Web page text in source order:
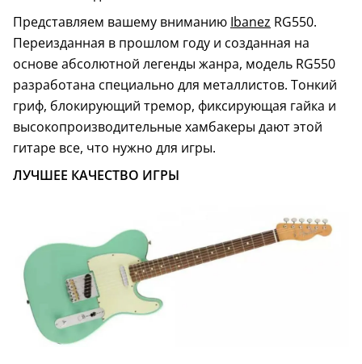
Представляем вашему вниманию Ibanez RG550.
Переизданная в прошлом году и созданная на
основе абсолютной легенды жанра, модель RG550
разработана специально для металлистов. Тонкий
гриф, блокирующий тремор, фиксирующая гайка и
высокопроизводительные хамбакеры дают этой
гитаре все, что нужно для игры.
ЛУЧШЕЕ КАЧЕСТВО ИГРЫ